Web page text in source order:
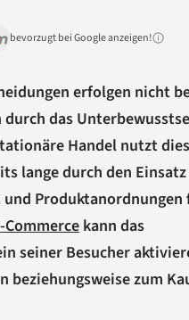
bevorzugt bei Google anzeigen!Warum
erfolgen nicht
das
Handel nutzt
lange durch den
und Produktanordnungen
Commerce kann das
seiner Besucher
beziehungsweise zum